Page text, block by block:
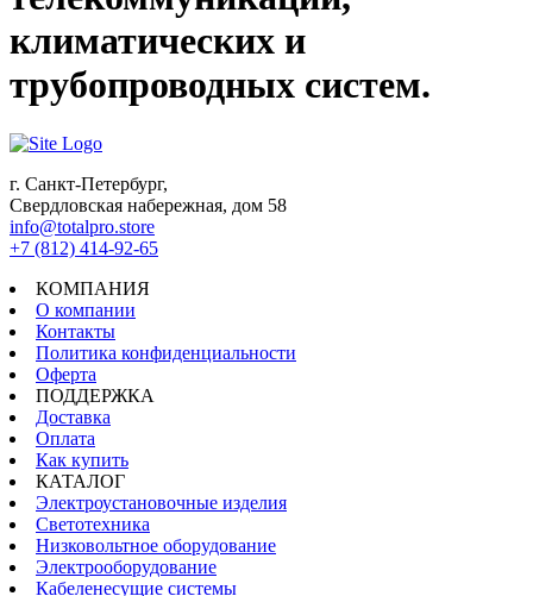
климатических и
трубопроводных систем.
г. Санкт-Петербург,
Свердловская набережная, дом 58
info@totalpro.store
+7 (812) 414-92-65
КОМПАНИЯ
О компании
Контакты
Политика конфиденциальности
Оферта
ПОДДЕРЖКА
Доставка
Оплата
Как купить
КАТАЛОГ
Электроустановочные изделия
Светотехника
Низковольтное оборудование
Электрооборудование
Кабеленесущие системы